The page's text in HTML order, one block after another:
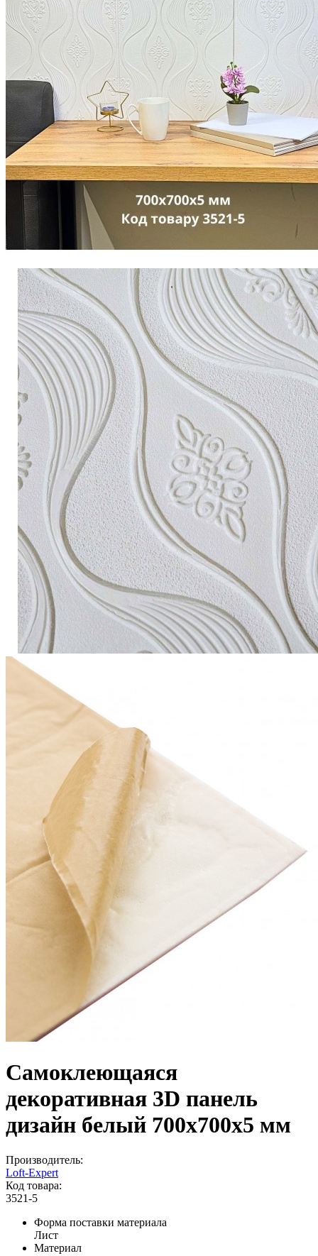
Самоклеющаяся
декоративная 3D панель
дизайн белый 700x700x5 мм
Производитель:
Loft-Expert
Код товара:
3521-5
Форма поставки материала
Лист
Материал